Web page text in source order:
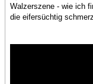
Walzerszene - wie ich
die eifersüchtig